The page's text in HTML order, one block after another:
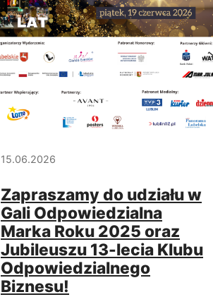
15.06.2026
Zapraszamy do udziału w
Gali Odpowiedzialna
Marka Roku 2025 oraz
Jubileuszu 13-lecia Klubu
Odpowiedzialnego
Biznesu!